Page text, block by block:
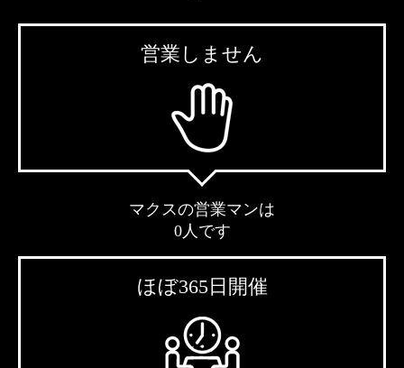
営業しません
マクスの営業マンは
0人です
ほぼ365日開催